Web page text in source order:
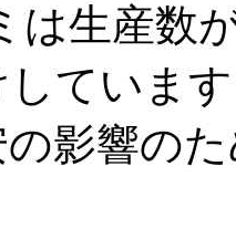
は生産数
ています
影響の